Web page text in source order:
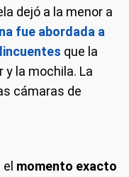
dejó a la menor a
fue abordada a
que la
y la mochila. La
cámaras de
el momento exacto